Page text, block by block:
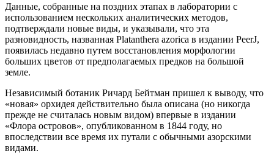
Данные, собранные на поздних этапах в лаборатории с
использованием нескольких аналитических методов,
подтверждали новые виды, и указывали, что эта
разновидность, названная Platanthera azorica в издании PeerJ,
появилась недавно путем восстановления морфологии
больших цветов от предполагаемых предков на большой
земле.
Независимый ботаник Ричард Бейтман пришел к выводу, что
«новая» орхидея действительно была описана (но никогда
прежде не считалась новым видом) впервые в издании
«Флора островов», опубликованном в 1844 году, но
впоследствии все время их путали с обычными азорскими
видами.